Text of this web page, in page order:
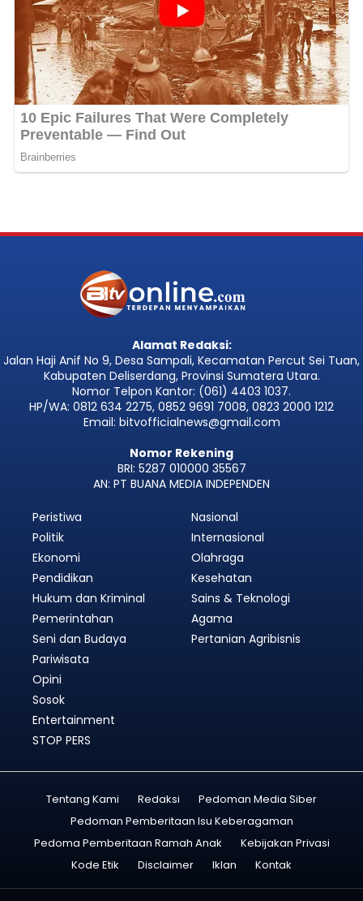
Alamat Redaksi:
Jalan Haji Anif No 9, Desa Sampali, Kecamatan Percut Sei Tuan,
Kabupaten Deliserdang, Provinsi Sumatera Utara.
Nomor Telpon Kantor: (061) 4403 1037.
HP/WA: 0812 634 2275, 0852 9691 7008, 0823 2000 1212
Email: bitvofficialnews@gmail.com
Nomor Rekening
BRI: 5287 010000 35567
AN: PT BUANA MEDIA INDEPENDEN
Peristiwa
Politik
Ekonomi
Pendidikan
Hukum dan Kriminal
Pemerintahan
Nasional
Internasional
Olahraga
Kesehatan
Sains & Teknologi
Agama
Seni dan Budaya
Pariwisata
Opini
Sosok
Entertainment
STOP PERS
Pertanian Agribisnis
Tentang Kami Redaksi
Pedoman Media Siber
Pedoman Pemberitaan Isu Keberagaman
Pedoma Pemberitaan Ramah Anak
Kebijakan Privasi
Kode Etik
Disclaimer Iklan Kontak